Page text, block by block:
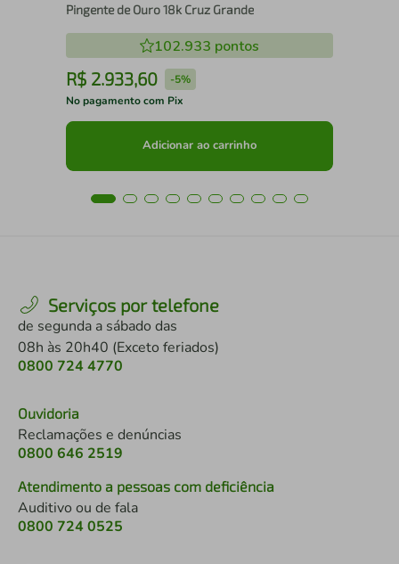
Pingente de Ouro 18k Cruz Grande
102.933 pontos
R$ 2.933,60 -5%
No pagamento com Pix
Adicionar ao carrinho
Serviços por telefone
de segunda a sábado das
08h às 20h40 (Exceto feriados)
0800 724 4770
Ouvidoria
Reclamações e denúncias
0800 646 2519
Atendimento a pessoas com deficiência
Auditivo ou de fala
0800 724 0525